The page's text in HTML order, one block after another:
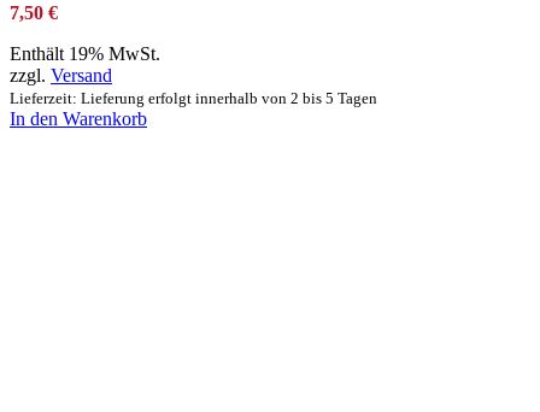
7,50 €
Enthält 19% MwSt.
zzgl. Versand
Lieferzeit: Lieferung erfolgt innerhalb von 2 bis 5 Tagen
In den Warenkorb